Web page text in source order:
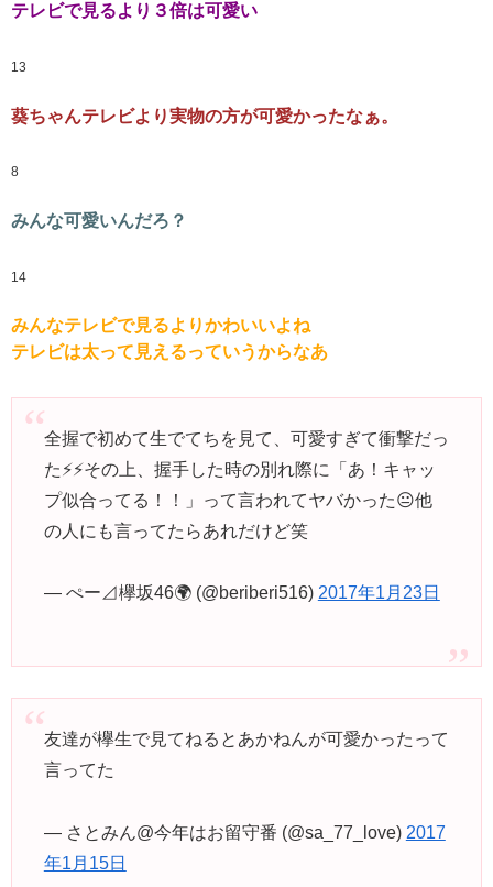
テレビで見るより３倍は可愛い
13
葵ちゃんテレビより実物の方が可愛かったなぁ。
8
みんな可愛いんだろ？
14
みんなテレビで見るよりかわいいよね
テレビは太って見えるっていうからなあ
全握で初めて生でてちを見て、可愛すぎて衝撃だっ
た⚡️⚡️その上、握手した時の別れ際に「あ！キャッ
プ似合ってる！！」って言われてヤバかった😐他
の人にも言ってたらあれだけど笑
— ぺー⊿欅坂46🌍 (@beriberi516) 2017年1月23日
友達が欅生で見てねるとあかねんが可愛かったって
言ってた
— さとみん@今年はお留守番 (@sa_77_love) 2017
年1月15日